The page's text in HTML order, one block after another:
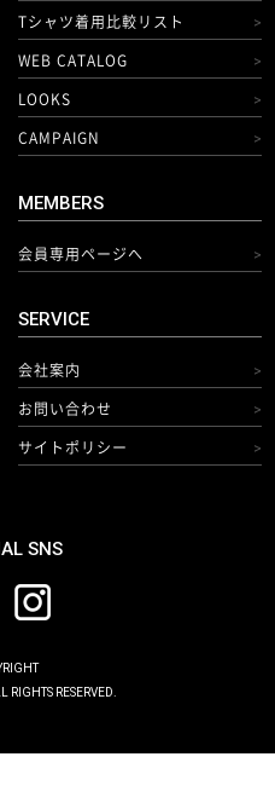
Tシャツ着用比較リスト >
WEB CATALOG >
LOOKS >
CAMPAIGN >
MEMBERS
会員専用ページへ >
SERVICE
会社案内 >
お問い合わせ >
サイトポリシー >
SNS
RESERVED.